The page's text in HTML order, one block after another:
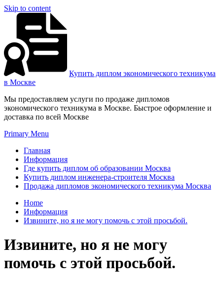
Skip to content
Купить диплом экономического техникума
в Москве
Мы предоставляем услуги по продаже дипломов
экономического техникума в Москве. Быстрое оформление и
доставка по всей Москве
Primary Menu
Главная
Информация
Где купить диплом об образовании Москва
Купить диплом инженера-строителя Москва
Продажа дипломов экономического техникума Москва
Home
Информация
Извините, но я не могу помочь с этой просьбой.
Извините, но я не могу
помочь с этой просьбой.